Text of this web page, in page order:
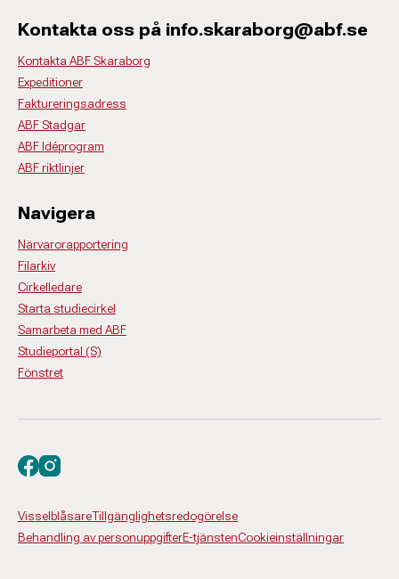
Kontakta oss på info.skaraborg@abf.se
Kontakta ABF Skaraborg
Expeditioner
Faktureringsadress
ABF Stadgar
ABF Idéprogram
ABF riktlinjer
Navigera
Närvarorapportering
Filarkiv
Cirkelledare
Starta studiecirkel
Samarbeta med ABF
Studieportal (S)
Fönstret
VisselblåsareTillgänglighetsredogörelse
Behandling av personuppgifterE-tjänstenCookieinställningar
Besök oss på facebook
Besök oss på instagram